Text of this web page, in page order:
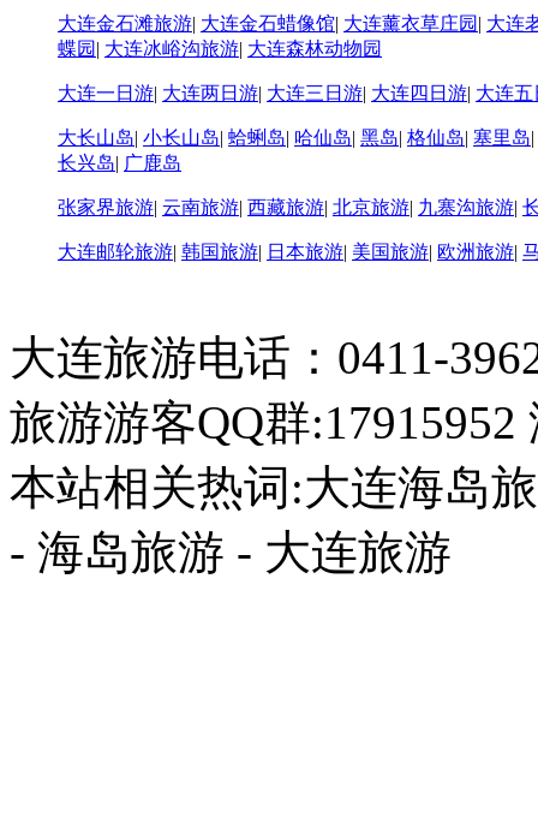
大连金石滩旅游| 大连金石蜡像馆| 大连薰衣草庄园 | 大连
蝶园 | 大连冰峪沟旅游| 大连森林动物园
大连一日游| 大连两日游| 大连三日游| 大连四日游| 大连五
大长山岛| 小长山岛| 蛤蜊岛| 哈仙岛| 黑岛| 格仙岛| 塞里岛|
长兴岛| 广鹿岛
张家界旅游| 云南旅游| 西藏旅游| 北京旅游| 九寨沟旅游|
大连邮轮旅游| 韩国旅游| 日本旅游| 美国旅游| 欧洲旅游|
大连旅游电话：0411-
旅游游客QQ群
本站相关热词:大连海岛
- 海岛旅游 - 大连旅游